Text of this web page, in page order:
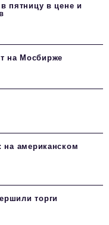
пятницу в цене и
на Мосбирже
на американском
торги